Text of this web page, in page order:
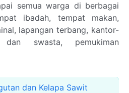
semua warga di berbagai
ibadah, tempat makan,
lapangan terbang, kantor-
swasta, pemukiman
dan Kelapa Sawit